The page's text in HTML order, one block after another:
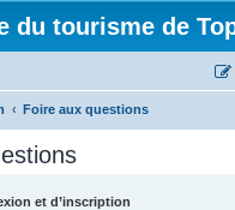
du tourisme de
Foire aux questions
et d’inscription